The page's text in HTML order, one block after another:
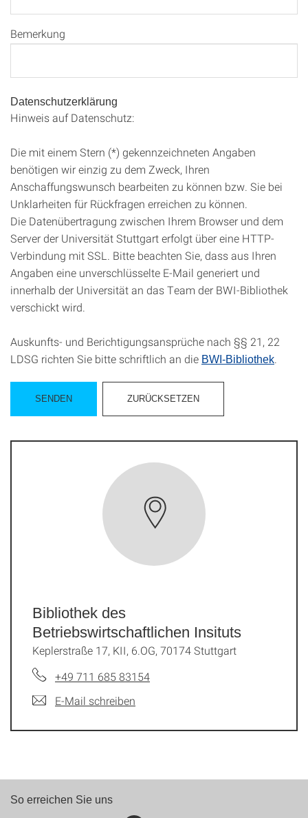
Bemerkung
Datenschutzerklärung
Hinweis auf Datenschutz:
Die mit einem Stern (*) gekennzeichneten Angaben
benötigen wir einzig zu dem Zweck, Ihren
Anschaffungswunsch bearbeiten zu können bzw. Sie bei
Unklarheiten für Rückfragen erreichen zu können.
Die Datenübertragung zwischen Ihrem Browser und dem
Server der Universität Stuttgart erfolgt über eine HTTP-
Verbindung mit SSL. Bitte beachten Sie, dass aus Ihren
Angaben eine unverschlüsselte E-Mail generiert und
innerhalb der Universität an das Team der BWI-Bibliothek
verschickt wird.
Auskunfts- und Berichtigungsansprüche nach §§ 21, 22
LDSG richten Sie bitte schriftlich an die BWI-Bibliothek
Bibliothek des
Betriebswirtschaftlichen Insituts
Keplerstraße 17, KII, 6.OG, 70174 Stuttgart
+49 711 685 83154
E-Mail schreiben
So erreichen Sie uns